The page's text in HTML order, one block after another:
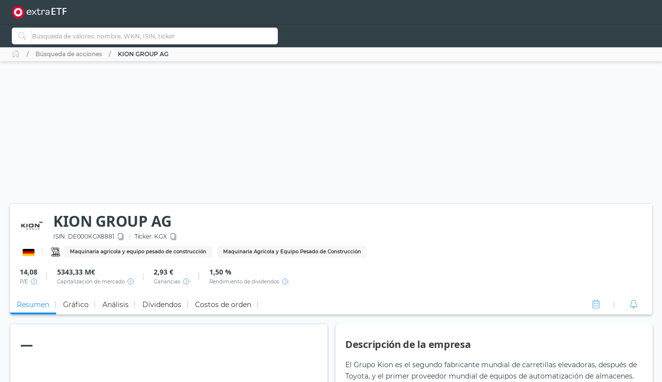
Búsqueda de acciones KION GROUP AG
KION GROUP AG
ISIN: DE000KGX8881 Ticker: KGX
Maquinaria agrícola y equipo pesado de construcción Maquinaria Agrícola y Equipo Pesado de Construcción
14,08
P/E
5343,33 M€
Capitalización de mercado
2,93 €
Ganancias
1,50 %
Rendimiento de dividendos
Resumen Gráfico Análisis Dividendos Costos de orden
— Descripción de la empresa
El Grupo Kion es el segundo fabricante mundial de carretillas elevadoras, después de
Toyota, y el primer proveedor mundial de equipos de automatización de almacenes.